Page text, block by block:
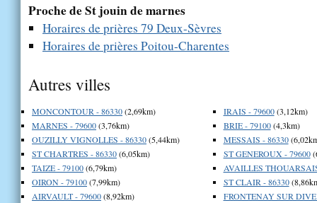
Proche de St jouin de marnes
Horaires de prières 79 Deux-Sèvres
Horaires de prières Poitou-Charentes
Autres villes
MONCONTOUR - 86330(2,69km)
MARNES - 79600(3,76km)
OUZILLY VIGNOLLES - 86330(5,44km)
ST CHARTRES - 86330(6,05km)
TAIZE - 79100(6,79km)
OIRON - 79100(7,99km)
AIRVAULT - 79600(8,92km)
IRAIS - 79600(3,12km)
BRIE - 79100(4,3km)
MESSAIS - 86330
ST GENEROUX - 79600
AVAILLES
ST CLAIR - 86330
FRONTENAY SUR DIVE